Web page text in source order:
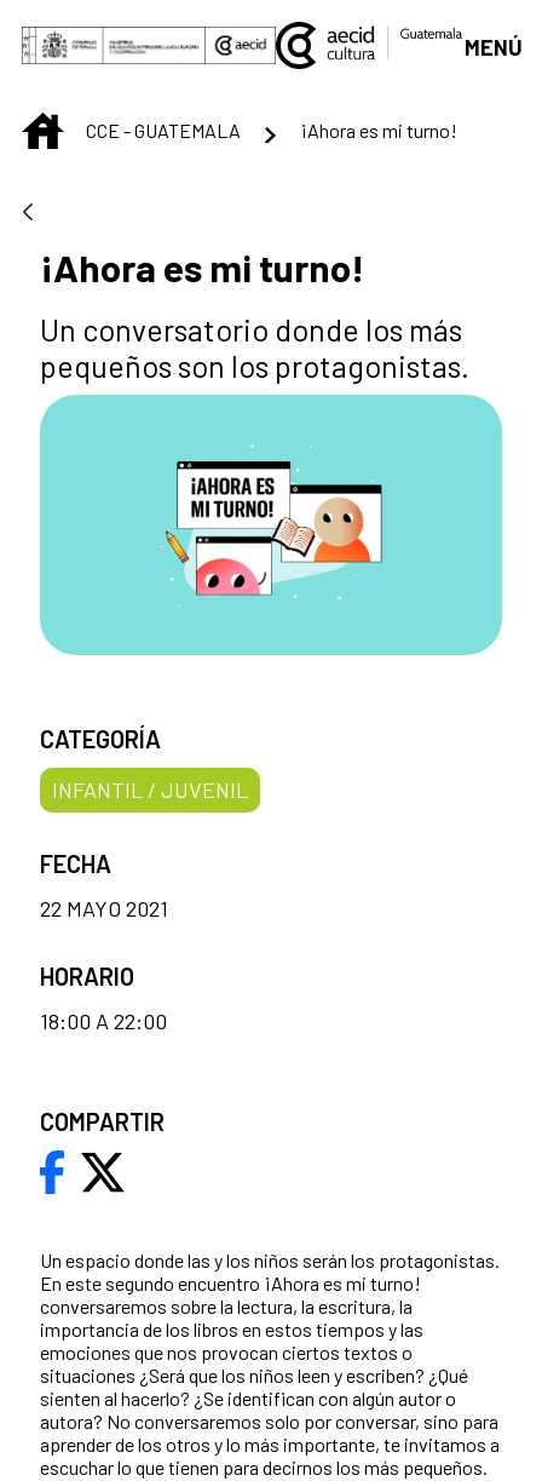
Saltar al contenido principal
MENÚ
INICIOCCE - GUATEMALA ¡Ahora es mi turno!
¡Ahora es mi turno!
Un conversatorio donde los más
pequeños son los protagonistas.
Un espacio donde las y los niños serán los protagonistas.
En este segundo encuentro ¡Ahora es mi turno!
conversaremos sobre la lectura, la escritura, la
importancia de los libros en estos tiempos y las
emociones que nos provocan ciertos textos o
situaciones ¿Será que los niños leen y escriben? ¿Qué
sienten al hacerlo? ¿Se identifican con algún autor o
autora? No conversaremos solo por conversar, sino para
aprender de los otros y lo más importante, te invitamos a
escuchar lo que tienen para decirnos los más pequeños.
CATEGORÍA
INFANTIL / JUVENIL
FECHA
22 MAYO 2021
HORARIO
18:00 A 22:00
COMPARTIR